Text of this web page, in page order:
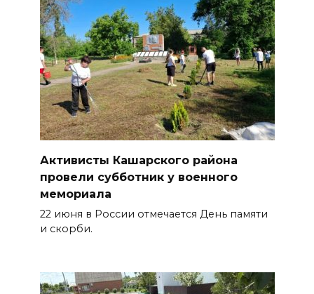
Активисты Кашарского района
провели субботник у военного
мемориала
22 июня в России отмечается День памяти
и скорби.